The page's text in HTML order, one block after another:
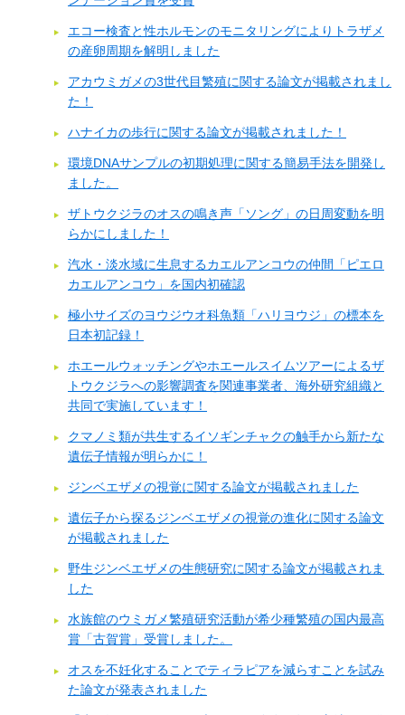
エコー検査と性ホルモンのモニタリングによりトラザメ
の産卵周期を解明しました
アカウミガメの3世代目繁殖に関する論文が掲載されまし
た！
ハナイカの歩行に関する論文が掲載されました！
環境DNAサンプルの初期処理に関する簡易手法を開発し
ました。
ザトウクジラのオスの鳴き声「ソング」の日周変動を明
らかにしました！
汽水・淡水域に生息するカエルアンコウの仲間「ピエロ
カエルアンコウ」を国内初確認
極小サイズのヨウジウオ科魚類「ハリヨウジ」の標本を
日本初記録！
ホエールウォッチングやホエールスイムツアーによるザ
トウクジラへの影響調査を関連事業者、海外研究組織と
共同で実施しています！
クマノミ類が共生するイソギンチャクの触手から新たな
遺伝子情報が明らかに！
ジンベエザメの視覚に関する論文が掲載されました
遺伝子から探るジンベエザメの視覚の進化に関する論文
が掲載されました
野生ジンベエザメの生態研究に関する論文が掲載されま
した
水族館のウミガメ繁殖研究活動が希少種繁殖の国内最高
賞「古賀賞」受賞しました。
オスを不妊化することでティラピアを減らすことを試み
た論文が発表されました